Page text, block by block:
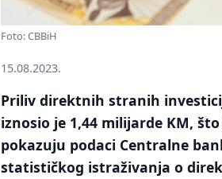
Foto: CBBiH
15.08.2023.
Priliv direktnih stranih
iznosio je 1,44 milijarde KM,
pokazuju podaci Centralne
statističkog istraživanja o